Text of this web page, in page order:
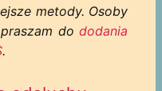
metody. Osoby
dododania
.